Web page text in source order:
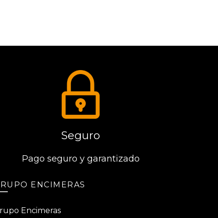
Seguro
Pago seguro y garantizado
ENCIMERAS
Encimeras